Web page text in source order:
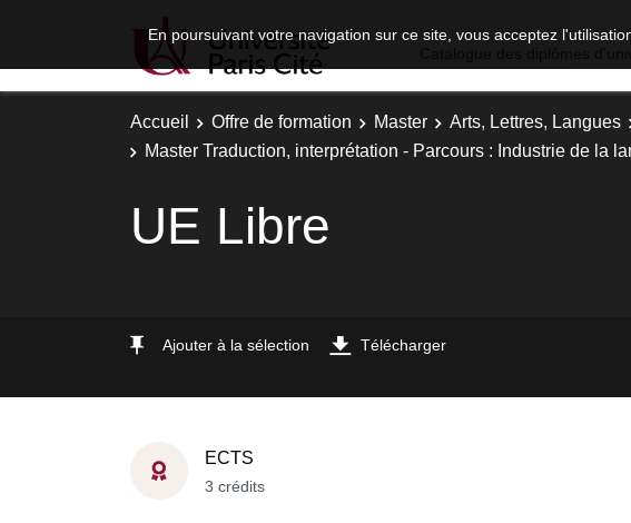
En poursuivant votre navigation sur ce site, vous acceptez
Accueil Offre de formation Master Arts, Lettres, Langues
Master Traduction, interprétation - Parcours : Industrie de la
UE Libre
Ajouter à la sélection Télécharger
ECTS
3 crédits